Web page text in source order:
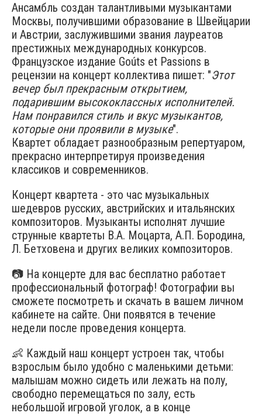
Ансамбль создан талантливыми музыкантами
Москвы, получившими образование в Швейцарии
и Австрии, заслужившими звания лауреатов
престижных международных конкурсов.
Французское издание Goúts et Passions в
рецензии на концерт коллектива пишет: "Этот
вечер был прекрасным открытием,
подарившим высококлассных исполнителей.
Нам понравился стиль и вкус музыкантов,
которые они проявили в музыке".
Квартет обладает разнообразным репертуаром,
прекрасно интерпретируя произведения
классиков и современников.
Концерт квартета - это час музыкальных
шедевров русских, австрийских и итальянских
композиторов. Музыканты исполнят лучшие
струнные квартеты В.А. Моцарта, А.П. Бородина,
Л. Бетховена и других великих композиторов.
📷 На концерте для вас бесплатно работает
профессиональный фотограф! Фотографии вы
сможете посмотреть и скачать в вашем личном
кабинете на сайте. Они появятся в течение
недели после проведения концерта.​
👶 Каждый наш концерт устроен так, чтобы
взрослым было удобно с маленькими детьми:
малышам можно сидеть или лежать на полу,
свободно перемещаться по залу, есть
небольшой игровой уголок, а в конце